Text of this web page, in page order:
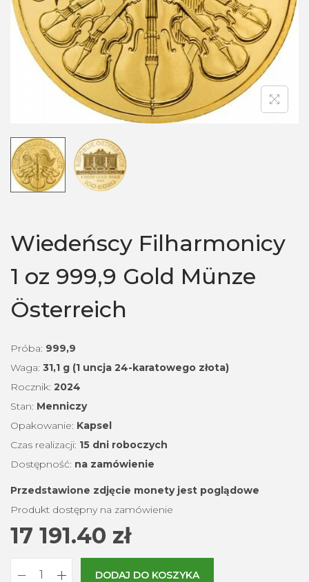
n
Wiedeńscy Filharmonicy
1 oz 999,9 Gold Münze
Österreich
Próba: 999,9
Waga: 31,1 g (1 uncja 24-karatowego złota)
Rocznik: 2024
Stan: Menniczy
Opakowanie: Kapsel
Czas realizacji: 15 dni roboczych
Dostępność: na zamówienie
Przedstawione zdjęcie monety jest poglądowe
Produkt dostępny na zamówienie
17 191.40 zł
DODAJ DO KOSZYKA